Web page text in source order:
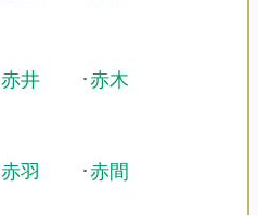
赤井 ･赤木
赤羽 ･赤間